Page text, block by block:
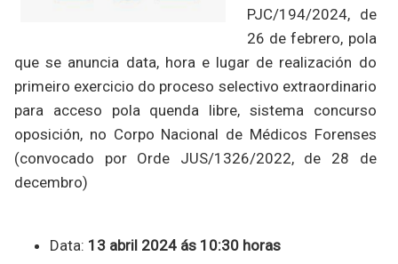
PJC/194/2024, de
26 de febrero, pola
que se anuncia data, hora e lugar de realización do
primeiro exercicio do proceso selectivo extraordinario
para acceso pola quenda libre, sistema concurso
oposición, no Corpo Nacional de Médicos Forenses
(convocado por Orde JUS/1326/2022, de 28 de
decembro)
Data: 13 abril 2024 ás 10:30 horas